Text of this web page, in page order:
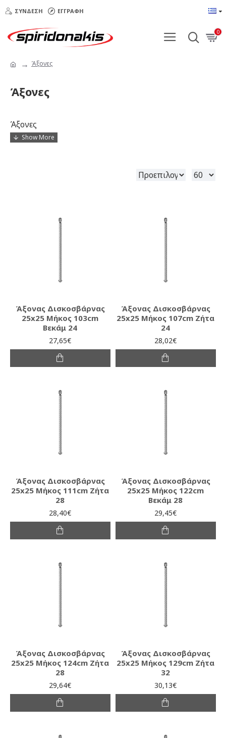
ΣΎΝΔΕΣΗ ΕΓΓΡΑΦΉ
0
Άξονες
Άξονες
Άξονες
Άξονας Δισκοσβάρνας
25x25 Μήκος 103cm
Βεκάμ 24
27,65€
Άξονας Δισκοσβάρνας
25x25 Μήκος 107cm Ζήτα
24
28,02€
Άξονας Δισκοσβάρνας
25x25 Μήκος 111cm Ζήτα
28
28,40€
Άξονας Δισκοσβάρνας
25x25 Μήκος 122cm
Βεκάμ 28
29,45€
Άξονας Δισκοσβάρνας
25x25 Μήκος 124cm Ζήτα
28
29,64€
Άξονας Δισκοσβάρνας
25x25 Μήκος 129cm Ζήτα
32
30,13€